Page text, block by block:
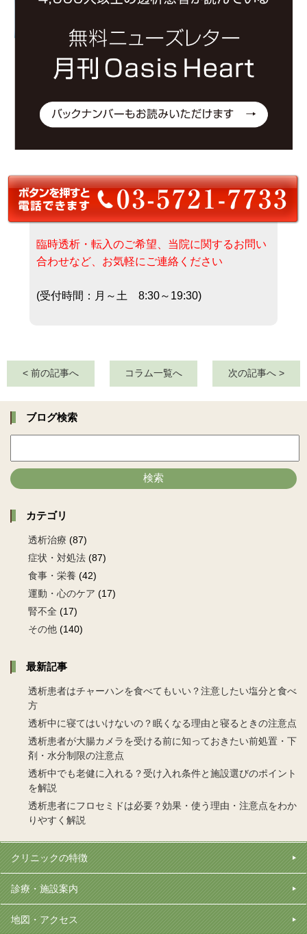
臨時透析・転入のご希望、当院に関するお問い
合わせなど、お気軽にご連絡ください
(受付時間：月～土 8:30～19:30)
< 前の記事へ コラム一覧へ 次の記事へ >
ブログ検索
検索
カテゴリ
透析治療 (87)
症状・対処法 (87)
食事・栄養 (42)
運動・心のケア (17)
腎不全 (17)
その他 (140)
最新記事
透析患者はチャーハンを食べてもいい？注意したい塩分と食べ
方
透析中に寝てはいけないの？眠くなる理由と寝るときの注意点
透析患者が大腸カメラを受ける前に知っておきたい前処置・下
剤・水分制限の注意点
透析中でも老健に入れる？受け入れ条件と施設選びのポイント
を解説
透析患者にフロセミドは必要？効果・使う理由・注意点をわか
りやすく解説
クリニックの特徴
診療・施設案内
地図・アクセス